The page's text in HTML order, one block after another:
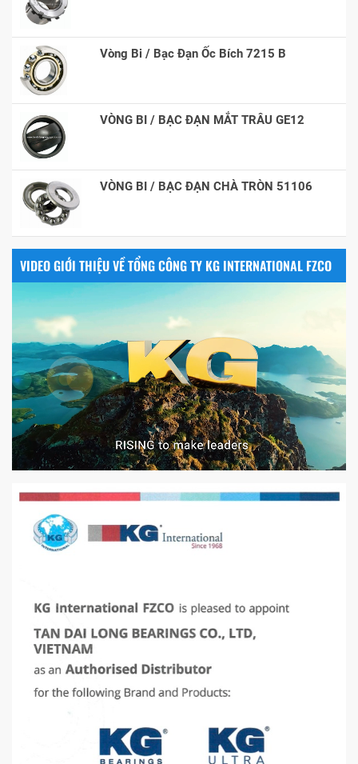
Vòng Bi / Bạc Đạn Ốc Bích 7215 B
VÒNG BI / BẠC ĐẠN MẮT TRÂU GE12
VÒNG BI / BẠC ĐẠN CHÀ TRÒN 51106
VIDEO GIỚI THIỆU VỀ TỔNG CÔNG TY KG INTERNATIONAL FZCO